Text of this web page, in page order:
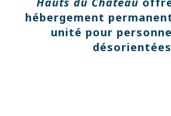
hébergement
unité pour